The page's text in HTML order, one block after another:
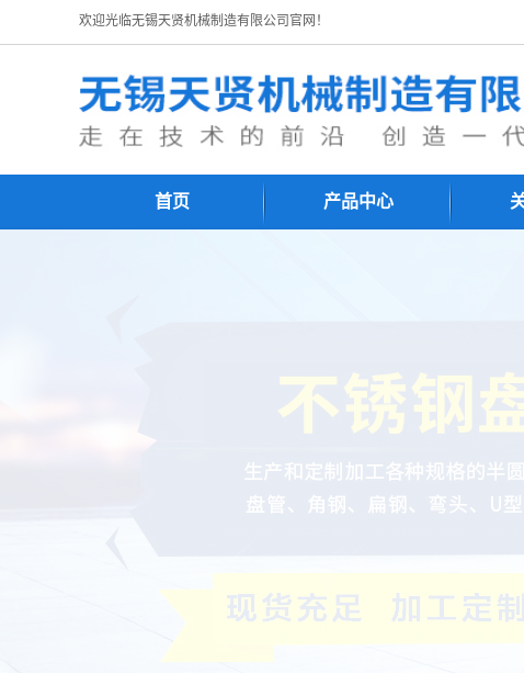
欢迎光临无锡天贤机械制造有限公司官网！
首页 产品中心